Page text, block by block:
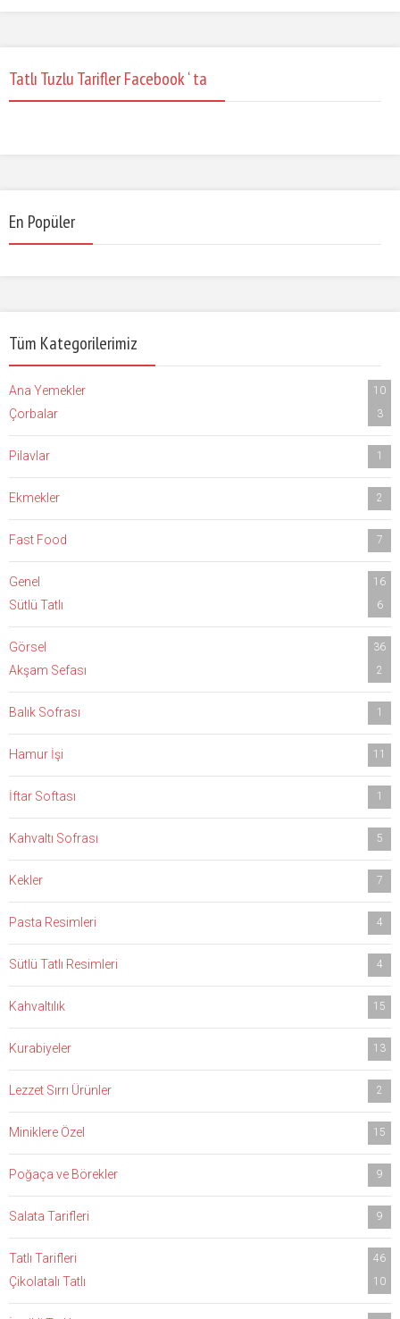
Tatlı Tuzlu Tarifler Facebook ‘ ta
En Popüler
Tüm Kategorilerimiz
Ana Yemekler 10
Çorbalar 3
Pilavlar 1
Ekmekler 2
Fast Food 7
Genel 16
Sütlü Tatlı 6
Görsel 36
Akşam Sefası 2
Balık Sofrası 1
Hamur İşi 11
İftar Softası 1
Kahvaltı Sofrası 5
Kekler 7
Pasta Resimleri 4
Sütlü Tatlı Resimleri 4
Kahvaltılık 15
Kurabiyeler 13
Lezzet Sırrı Ürünler 2
Miniklere Özel 15
Poğaça ve Börekler 9
Salata Tarifleri 9
Tatlı Tarifleri 46
Çikolatalı Tatlı 10